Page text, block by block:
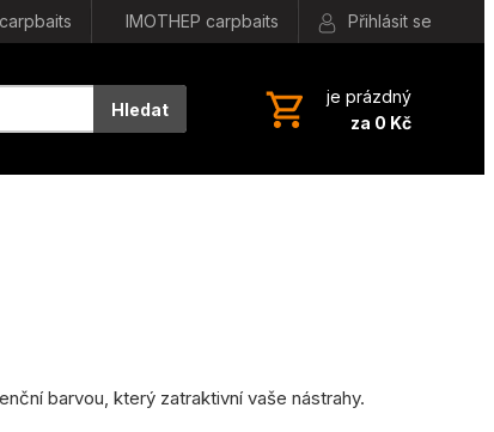
IMOTHEP carpbaits Přihlásit se
Hledat
je prázdný
za 0 Kč
barvou, který zatraktivní vaše nástrahy.